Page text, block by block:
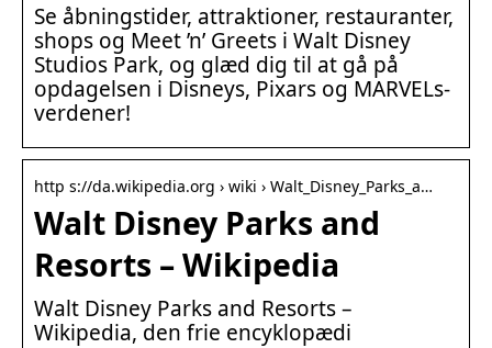
Se åbningstider, attraktioner, restauranter,
shops og Meet ’n’ Greets i Walt Disney
Studios Park, og glæd dig til at gå på
opdagelsen i Disneys, Pixars og MARVELs-
verdener!
http s://da.wikipedia.org › wiki › Walt_Disney_Parks_a…
Walt Disney Parks and
Resorts – Wikipedia
Walt Disney Parks and Resorts –
Wikipedia, den frie encyklopædi